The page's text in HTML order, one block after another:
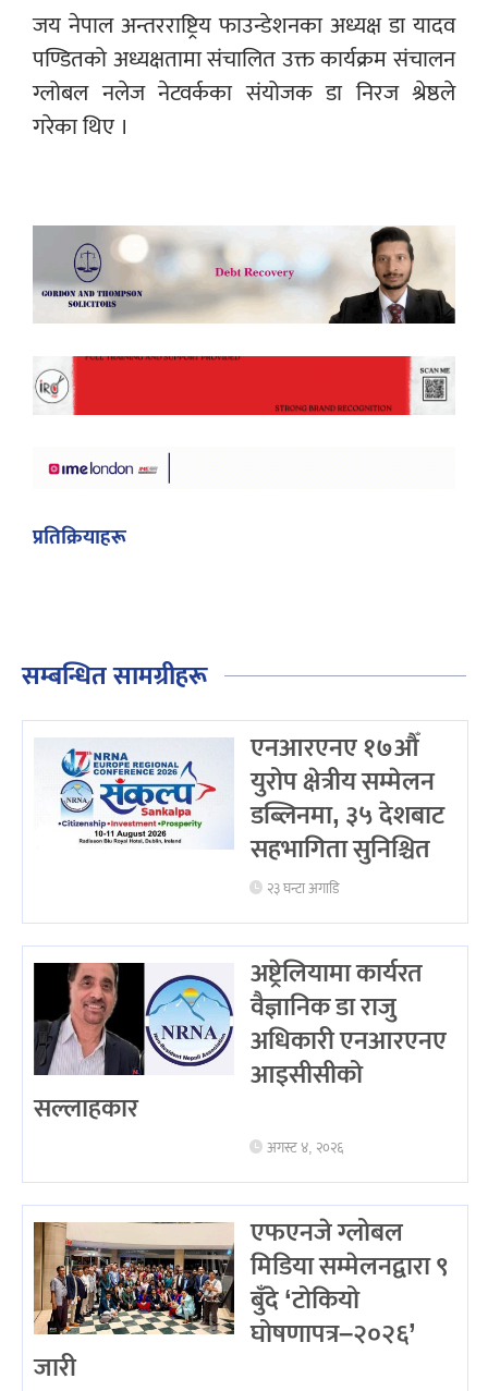
जय नेपाल अन्तरराष्ट्रिय फाउन्डेशनका अध्यक्ष डा यादव
पण्डितको अध्यक्षतामा संचालित उक्त कार्यक्रम संचालन
ग्लोबल नलेज नेटवर्कका संयोजक डा निरज श्रेष्ठले
गरेका थिए ।
प्रतिक्रियाहरू
सम्बन्धित सामग्रीहरू
एनआरएनए १७औँ
युरोप क्षेत्रीय सम्मेलन
डब्लिनमा, ३५ देशबाट
सहभागिता सुनिश्चित
२३ घन्टा अगाडि
अष्ट्रेलियामा कार्यरत
वैज्ञानिक डा राजु
अधिकारी एनआरएनए
आइसीसीको
सल्लाहकार
अगस्ट ४, २०२६
एफएनजे ग्लोबल
मिडिया सम्मेलनद्वारा ९
बुँदे ‘टोकियो
घोषणापत्र–२०२६’
जारी